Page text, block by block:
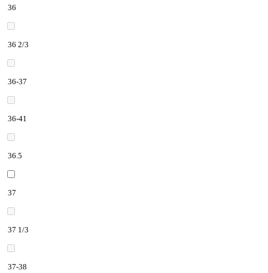
36
36 2/3
36-37
36-41
36.5
37
37 1/3
37-38